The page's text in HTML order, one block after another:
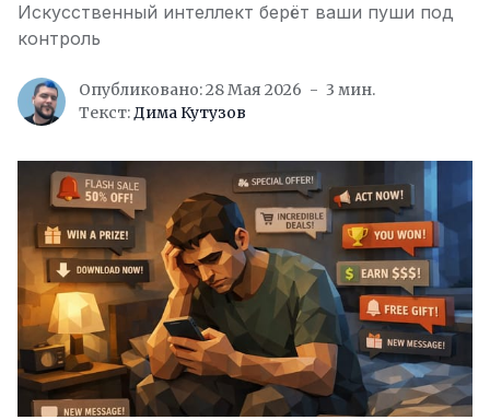
Искусственный интеллект берёт ваши пуши под
контроль
Опубликовано: 28 Мая 2026
3 мин.
Текст:Дима Кутузов